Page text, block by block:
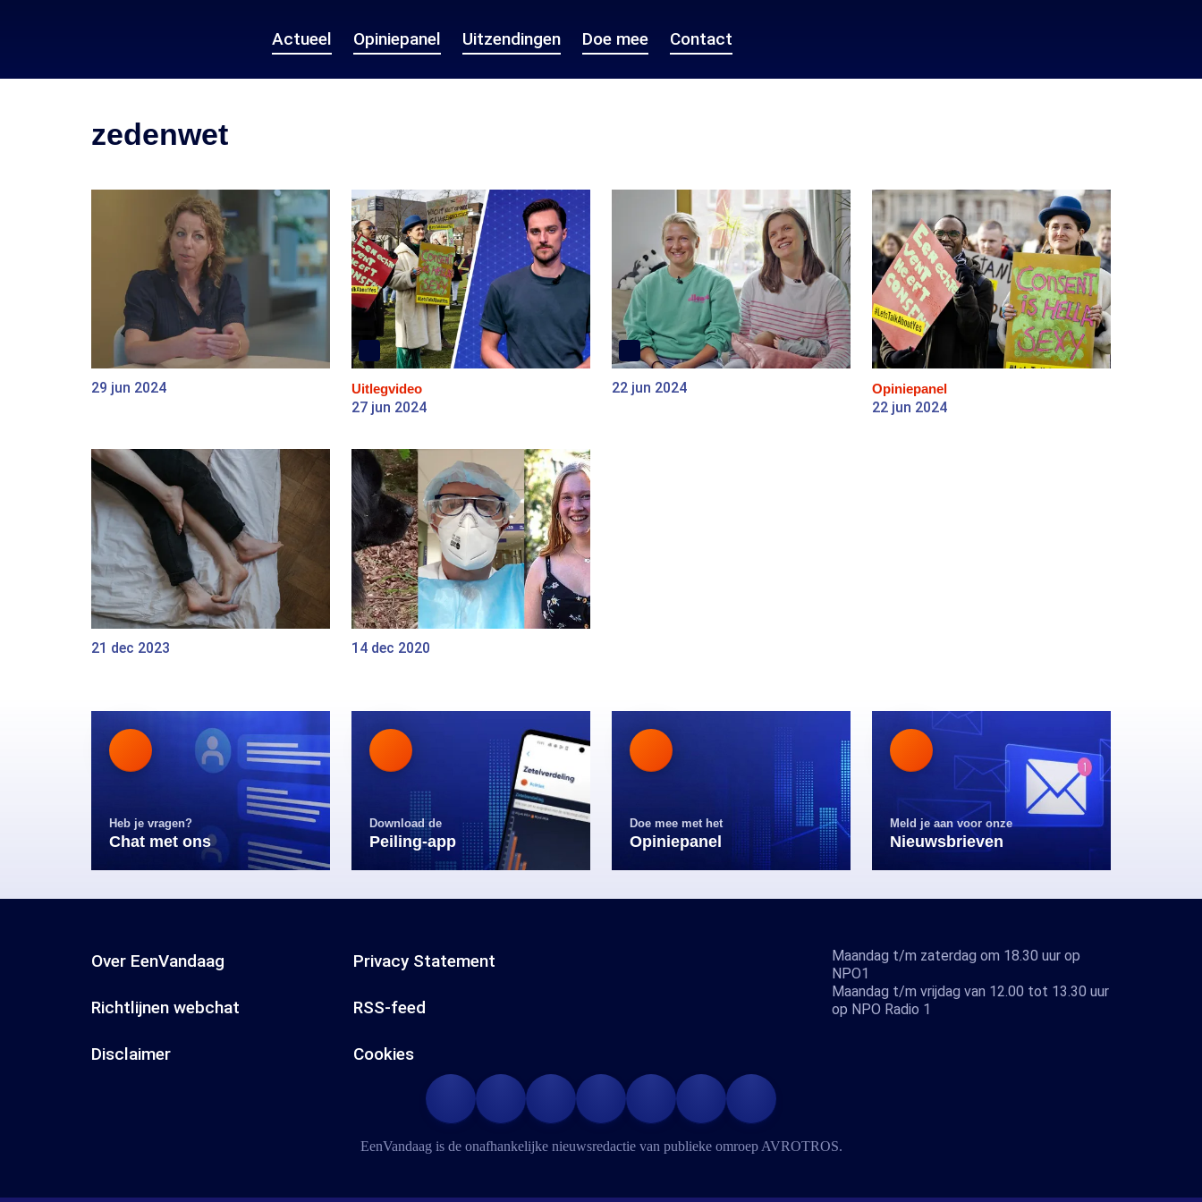
Actueel Opiniepanel Uitzendingen Doe mee Contact
zedenwet
29 jun 2024 Uitlegvideo
27 jun 2024
22 jun 2024 Opiniepanel
22 jun 2024
21 dec 2023 14 dec 2020
Heb je vragen?
Chat met ons
Download de
Peiling-app
Doe mee met het
Opiniepanel
Meld je aan voor onze
Nieuwsbrieven
Over EenVandaag Privacy Statement
Richtlijnen webchat RSS-feed
Disclaimer Cookies
Maandag t/m zaterdag om 18.30 uur op
NPO1
Maandag t/m vrijdag van 12.00 tot 13.30 uur
op NPO Radio 1
EenVandaag is de onafhankelijke nieuwsredactie van publieke omroep AVROTROS.